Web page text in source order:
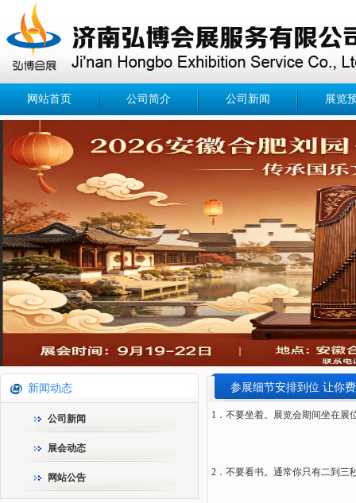
网站首页 公司简介 公司新闻 展览
新闻动态
公司新闻
展会动态
网站公告
参展细节安排到位 让你
1．不要坐着。展览会期间坐在展
2．不要看书。通常你只有二到三